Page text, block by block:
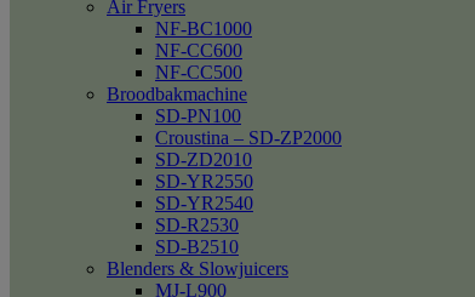
Air Fryers
NF-BC1000
NF-CC600
NF-CC500
Broodbakmachine
SD-PN100
Croustina – SD-ZP2000
SD-ZD2010
SD-YR2550
SD-YR2540
SD-R2530
SD-B2510
Blenders & Slowjuicers
MJ-L900